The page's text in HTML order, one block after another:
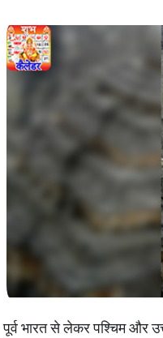
पूर्व भारत से लेकर पश्चिम और